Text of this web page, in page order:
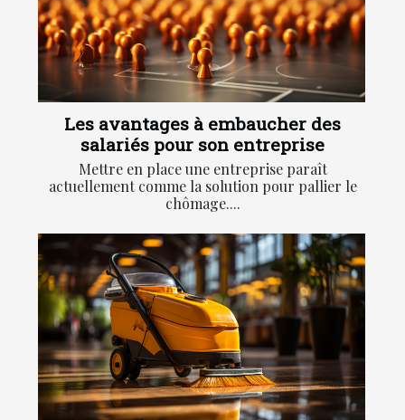
Les avantages à embaucher des
salariés pour son entreprise
Mettre en place une entreprise paraît
actuellement comme la solution pour pallier le
chômage....